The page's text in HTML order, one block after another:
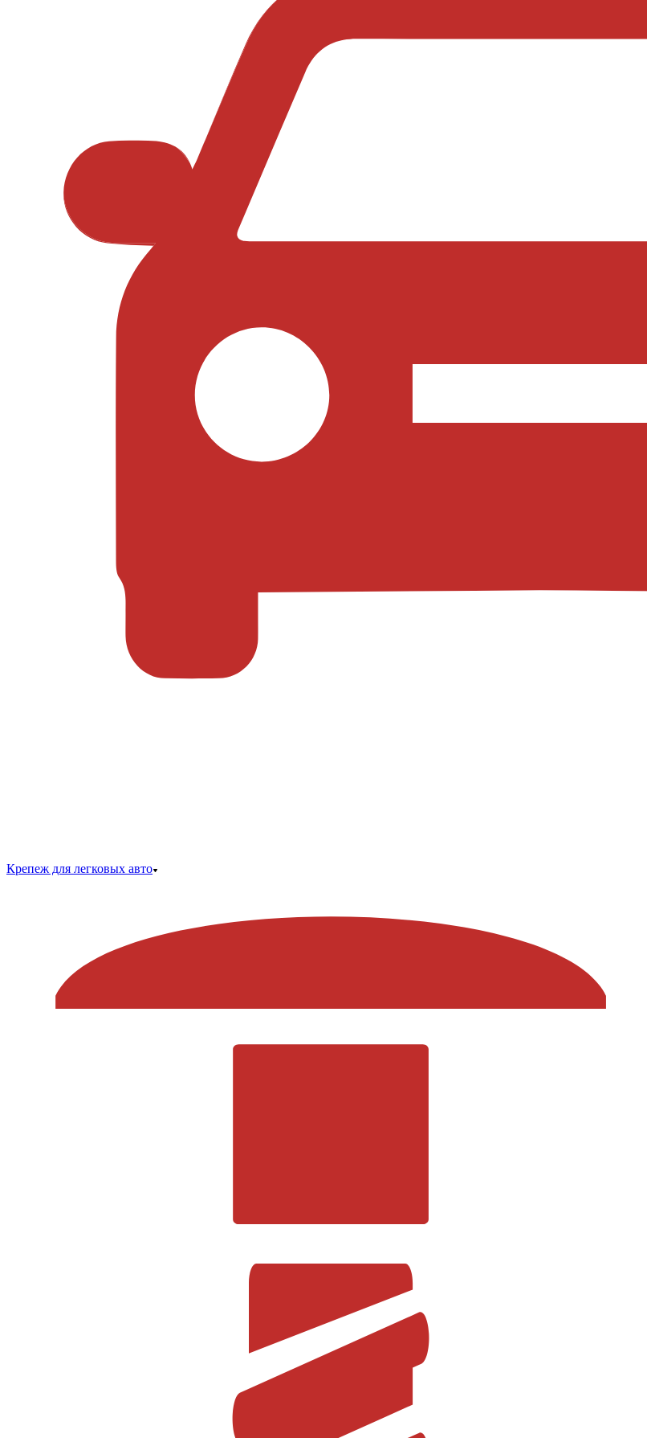
Крепеж для легковых авто